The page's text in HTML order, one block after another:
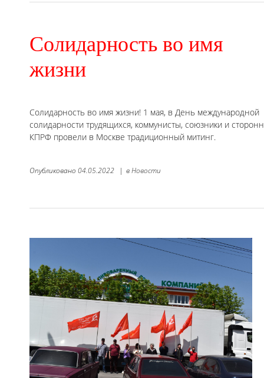
Солидарность во имя
жизни
Солидарность во имя жизни! 1 мая, в День международной
солидарности трудящихся, коммунисты, союзники и
КПРФ провели в Москве традиционный митинг.
Опубликовано 04.05.2022 | вНовости